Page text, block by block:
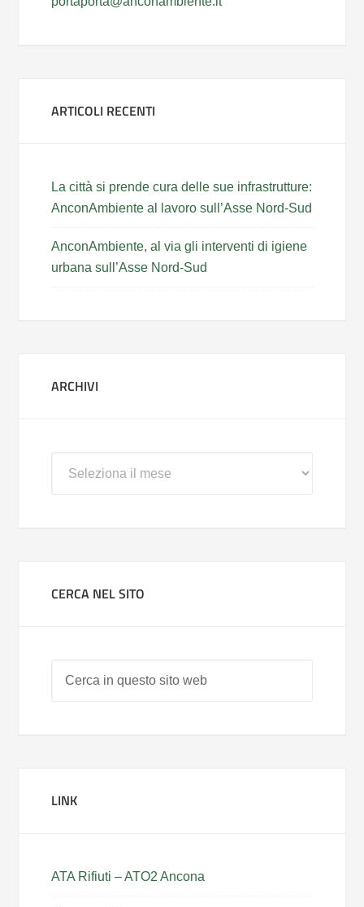
ARTICOLI RECENTI
La città si prende cura delle sue infrastrutture:
AnconAmbiente al lavoro sull’Asse Nord-Sud
AnconAmbiente, al via gli interventi di igiene
urbana sull’Asse Nord-Sud
ARCHIVI
CERCA NEL SITO
LINK
ATA Rifiuti – ATO2 Ancona